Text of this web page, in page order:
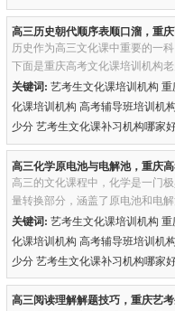
高三历史朝代顺序表顺口溜，重
历史作为高三文化课中重要的一
下面是重庆高考文化课培训机构
学生更好地记住历史的脉络。一
关键词: 艺考生文化课培训机构
化课培训机构 高考辅导班培训机
少分 艺考生文化课补习机构哪家
高三化学原电池与电解池，重庆
高三的文化课程中，化学是一门
量转换部分，涵盖了原电池和电
老师建议：对于高三学生来说，
关键词: 艺考生文化课培训机构
化课培训机构 高考辅导班培训机
少分 艺考生文化课补习机构哪家
高三阅读理解解题技巧，重庆艺